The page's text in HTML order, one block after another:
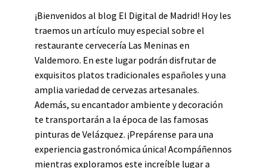
¡Bienvenidos al blog El Digital de Madrid! Hoy les
traemos un artículo muy especial sobre el
restaurante cervecería Las Meninas en
Valdemoro. En este lugar podrán disfrutar de
exquisitos platos tradicionales españoles y una
amplia variedad de cervezas artesanales.
Además, su encantador ambiente y decoración
te transportarán a la época de las famosas
pinturas de Velázquez. ¡Prepárense para una
experiencia gastronómica única! Acompáñennos
mientras exploramos este increíble lugar a